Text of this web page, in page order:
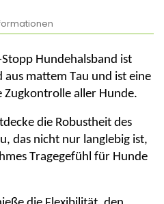
Stopp Hundehalsband ist
mattem Tau und ist eine
Zugkontrolle aller Hunde.
die Robustheit des
das nicht nur langlebig ist,
Tragegefühl für Hunde